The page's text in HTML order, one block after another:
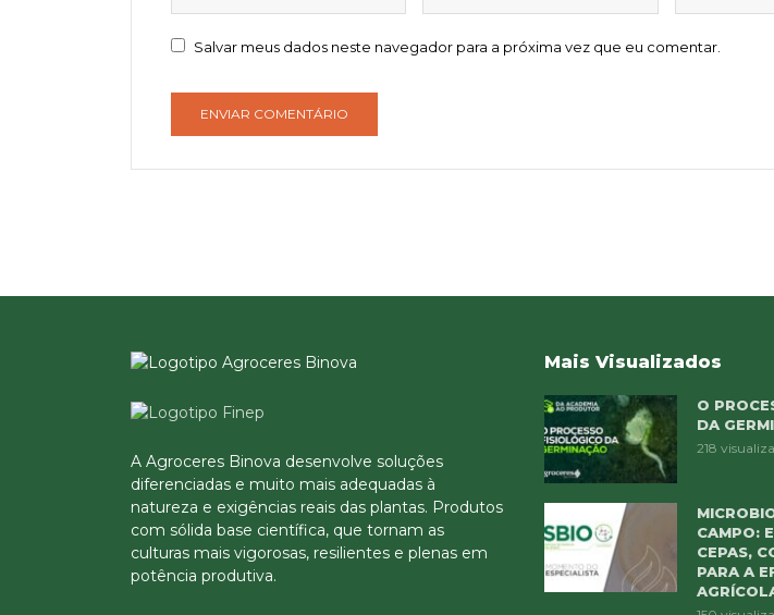
Salvar meus dados neste navegador para a próxima vez que eu comentar.
A Agroceres Binova desenvolve soluções
diferenciadas e muito mais adequadas à
natureza e exigências reais das plantas. Produtos
com sólida base científica, que tornam as
culturas mais vigorosas, resilientes e plenas em
potência produtiva.
Mais Visualizados
O
DA
218
CAMPO:
CEPAS,
PARA A